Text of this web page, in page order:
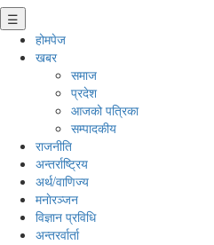
☰
होमपेज
खबर
समाज
प्रदेश
आजको पत्रिका
सम्पादकीय
राजनीति
अन्तर्राष्ट्रिय
अर्थ/वाणिज्य
मनाेरञ्जन
विज्ञान प्रविधि
अन्तरर्वार्ता